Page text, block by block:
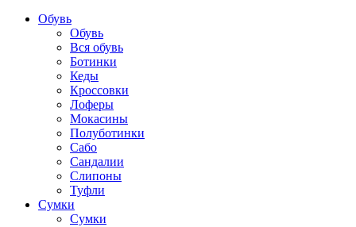
Обувь
Обувь
Вся обувь
Ботинки
Кеды
Кроссовки
Лоферы
Мокасины
Полуботинки
Сабо
Сандалии
Слипоны
Туфли
Сумки
Сумки